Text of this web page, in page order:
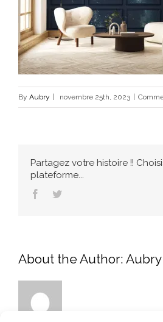
By Aubry novembre 25th, 2023
Partagez votre histoire !!
plateforme...
Facebook
About the Author: Aubry